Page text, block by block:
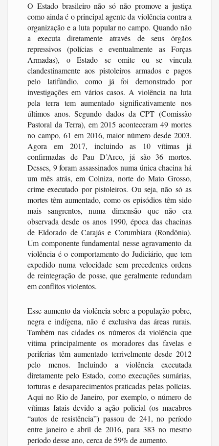
O Estado brasileiro não só não promove a justiça
como ainda é o principal agente da violência contra a
organização e a luta popular no campo. Quando não
a executa diretamente através de seus órgãos
repressivos (polícias e eventualmente as Forças
Armadas), o Estado se omite ou se vincula
clandestinamente aos pistoleiros armados e pagos
pelo latifúndio, como já foi demonstrado por
investigações em vários casos. A violência na luta
pela terra tem aumentado significativamente nos
últimos anos. Segundo dados da CPT (Comissão
Pastoral da Terra), em 2015 aconteceram 49 mortes
no campo, 61 em 2016, maior número desde 2003.
Agora em 2017, incluindo as 10 vítimas já
confirmadas de Pau D’Arco, já são 36 mortos.
Desses, 9 foram assassinados numa única chacina há
um mês atrás, em Colniza, norte do Mato Grosso,
crime executado por pistoleiros. Ou seja, não só as
mortes têm aumentado, como os episódios têm sido
mais sangrentos, numa dimensão que não era
observada desde os anos 1990, época das chacinas
de Eldorado de Carajás e Corumbiara (Rondônia).
Um componente fundamental nesse agravamento da
violência é o comportamento do Judiciário, que tem
expedido numa velocidade sem precedentes ordens
de reintegração de posse, que geralmente redundam
em conflitos violentos.
Esse aumento da violência sobre a população pobre,
negra e indígena, não é exclusiva das áreas rurais.
Também nas cidades os números da violência que
vitima principalmente os moradores das favelas e
periferias têm aumentado terrivelmente desde 2012
pelo menos. Incluindo a violência executada
diretamente pelo Estado, como execuções sumárias,
torturas e desaparecimentos praticadas pelas polícias.
Aqui no Rio de Janeiro, por exemplo, o número de
vítimas fatais devido a ação policial (os macabros
“autos de resistência”) passou de 241, no período
entre janeiro e abril de 2016, para 383 no mesmo
período desse ano, cerca de 59% de aumento.